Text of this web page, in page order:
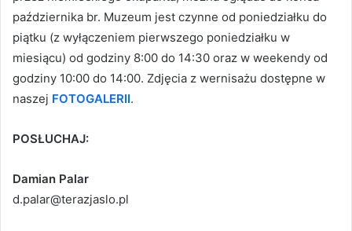
października br. Muzeum jest czynne od poniedziałku do
piątku (z wyłączeniem pierwszego poniedziałku w
miesiącu) od godziny 8:00 do 14:30 oraz w weekendy od
godziny 10:00 do 14:00. Zdjęcia z wernisażu dostępne w
naszej FOTOGALERII.
POSŁUCHAJ:
Damian Palar
d.palar@terazjaslo.pl